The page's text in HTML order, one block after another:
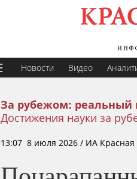
Новости Видео
За рубежом: реальный
Достижения науки за
13:07 8 июля 2026 / ИА Красная